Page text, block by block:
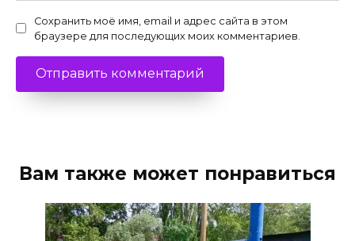
Сохранить моё имя, email и адрес сайта в этом
браузере для последующих моих комментариев.
Вам также может понравиться